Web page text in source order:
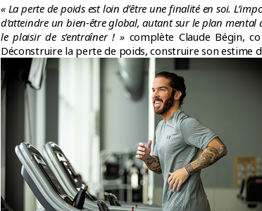
« La perte de poids est loin d’être une finalité en soi.
d’atteindre un bien-être global, autant sur le plan mental
le plaisir de s’entraîner ! »complète Claude Bégin,
Déconstruire la perte de poids, construire son estime